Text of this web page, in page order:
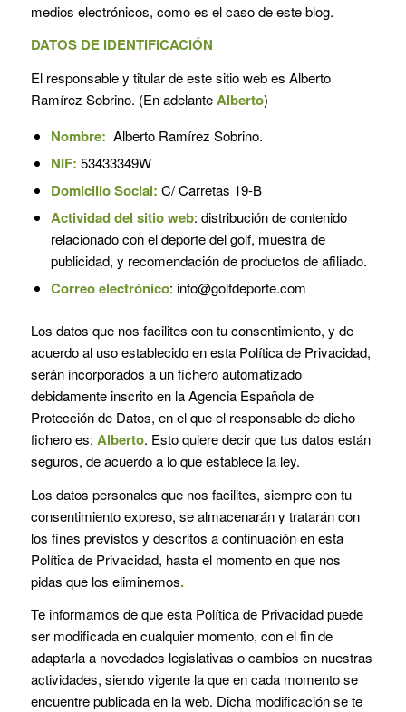
medios electrónicos, como es el caso de este blog.
DATOS DE IDENTIFICACIÓN
El responsable y titular de este sitio web es Alberto
Ramírez Sobrino. (En adelanteAlberto)
Nombre: Alberto Ramírez Sobrino.
NIF: 53433349W
Domicilio Social: C/ Carretas 19-B
Actividad del sitio web: distribución de contenido
relacionado con el deporte del golf, muestra de
publicidad, y recomendación de productos de afiliado.
Correo electrónico: info@golfdeporte.com
Los datos que nos facilites con tu consentimiento, y de
acuerdo al uso establecido en esta Política de Privacidad,
serán incorporados a un fichero automatizado
debidamente inscrito en la Agencia Española de
Protección de Datos, en el que el responsable de dicho
fichero es: Alberto. Esto quiere decir que tus datos están
seguros, de acuerdo a lo que establece la ley.
Los datos personales que nos facilites, siempre con tu
consentimiento expreso, se almacenarán y tratarán con
los fines previstos y descritos a continuación en esta
Política de Privacidad, hasta el momento en que nos
pidas que los eliminemos.
Te informamos de que esta Política de Privacidad puede
ser modificada en cualquier momento, con el fin de
adaptarla a novedades legislativas o cambios en nuestras
actividades, siendo vigente la que en cada momento se
encuentre publicada en la web. Dicha modificación se te